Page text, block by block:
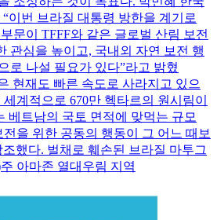
이번 브라질 대통령 방한을 계기로
문이 TFFF와 같은 글로벌 산림 보전
관심을 높이고, 국내외 자연 보전 행
로 나설 필요가 있다”라고 밝혔
현재도 빠른 속도로 사라지고 있으
계적으로 670만 헥타르의 원시림이
베트남의 국토 면적에 맞먹는 규모
전을 위한 공동의 행동이 그 어느 때보
했다. 벌채로 훼손된 브라질 마투그
주 아마존 열대우림 지역